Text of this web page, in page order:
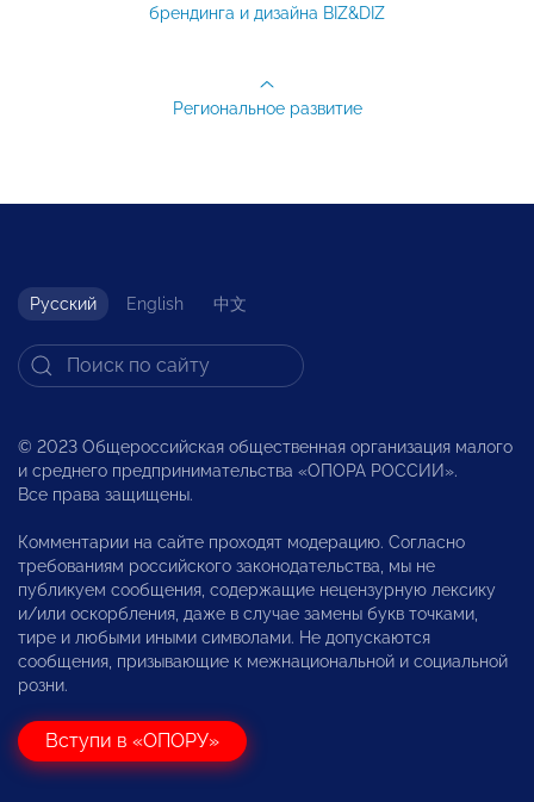
брендинга и дизайна BIZ&DIZ
Региональное развитие
Русский English 中文
© 2023 Общероссийская общественная организация малого
и среднего предпринимательства «ОПОРА РОССИИ».
Все права защищены.
Комментарии на сайте проходят модерацию. Согласно
требованиям российского законодательства, мы не
публикуем сообщения, содержащие нецензурную лексику
и/или оскорбления, даже в случае замены букв точками,
тире и любыми иными символами. Не допускаются
сообщения, призывающие к межнациональной и социальной
розни.
Вступи в «ОПОРУ»